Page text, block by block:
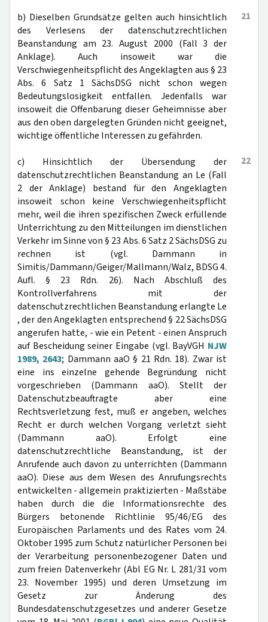
21
b) Dieselben Grundsätze gelten auch hinsichtlich
des Verlesens der datenschutzrechtlichen
Beanstandung am 23. August 2000 (Fall 3 der
Anklage). Auch insoweit war die
Verschwiegenheitspflicht des Angeklagten aus § 23
Abs. 6 Satz 1 SächsDSG nicht schon wegen
Bedeutungslosigkeit entfallen. Jedenfalls war
insoweit die Offenbarung dieser Geheimnisse aber
aus den oben dargelegten Gründen nicht geeignet,
wichtige öffentliche Interessen zu gefährden.
22
c) Hinsichtlich der Übersendung der
datenschutzrechtlichen Beanstandung an Le (Fall
2 der Anklage) bestand für den Angeklagten
insoweit schon keine Verschwiegenheitspflicht
mehr, weil die ihren spezifischen Zweck erfüllende
Unterrichtung zu den Mitteilungen im dienstlichen
Verkehr im Sinne von § 23 Abs. 6 Satz 2 SächsDSG zu
rechnen ist (vgl. Dammann in
Simitis/Dammann/Geiger/Mallmann/Walz, BDSG 4.
Aufl. § 23 Rdn. 26). Nach Abschluß des
Kontrollverfahrens mit der
datenschutzrechtlichen Beanstandung erlangte Le
, der den Angeklagten entsprechend § 22 SächsDSG
angerufen hatte, - wie ein Petent - einen Anspruch
auf Bescheidung seiner Eingabe (vgl. BayVGH NJW
1989, 2643; Dammann aaO § 21 Rdn. 18). Zwar ist
eine ins einzelne gehende Begründung nicht
vorgeschrieben (Dammann aaO). Stellt der
Datenschutzbeauftragte aber eine
Rechtsverletzung fest, muß er angeben, welches
Recht er durch welchen Vorgang verletzt sieht
(Dammann aaO). Erfolgt eine
datenschutzrechtliche Beanstandung, ist der
Anrufende auch davon zu unterrichten (Dammann
aaO). Diese aus dem Wesen des Anrufungsrechts
entwickelten - allgemein praktizierten - Maßstäbe
haben durch die die Informationsrechte des
Bürgers betonende Richtlinie 95/46/EG des
Europäischen Parlaments und des Rates vom 24.
Oktober 1995 zum Schutz natürlicher Personen bei
der Verarbeitung personenbezogener Daten und
zum freien Datenverkehr (Abl EG Nr. L 281/31 vom
23. November 1995) und deren Umsetzung im
Gesetz zur Änderung des
Bundesdatenschutzgesetzes und anderer Gesetze